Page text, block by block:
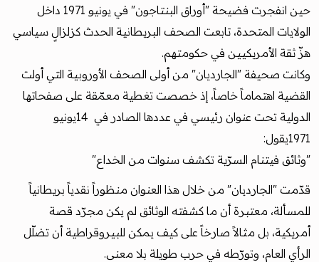
حين انفجرت فضيحة "أوراق البنتاجون" في يونيو 1971 داخل
الولايات المتحدة، تابعت الصحف البريطانية الحدث كزلزالٍ سياسي
هزّ ثقة الأمريكيين في حكومتهم.
وكانت صحيفة "الجارديان" من أولى الصحف الأوروبية التي أولت
القضية اهتماماً خاصاً، إذ خصصت تغطية معمّقة على صفحاتها
الدولية تحت عنوان رئيسي في عددها الصادر في 14يونيو
1971يقول:
"وثائق فيتنام السرّية تكشف سنوات من الخداع"
قدّمت "الجارديان" من خلال هذا العنوان منظوراً نقدياً بريطانياً
للمسألة، معتبرة أن ما كشفته الوثائق لم يكن مجرّد قصة
أمريكية، بل مثالاً صارخاً على كيف يمكن للبيروقراطية أن تضلّل
الرأي العام، وتورّطه في حرب طويلة بلا معنى.